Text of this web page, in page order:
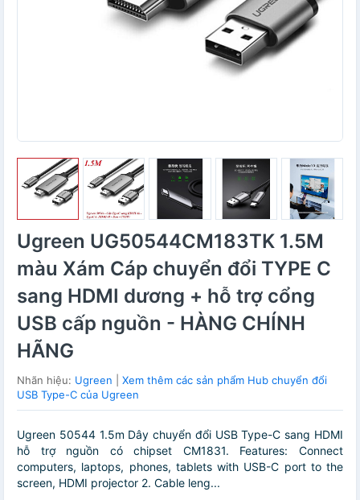
Ugreen UG50544CM183TK 1.5M
màu Xám Cáp chuyển đổi TYPE C
sang HDMI dương + hỗ trợ cổng
USB cấp nguồn - HÀNG CHÍNH
HÃNG
Nhãn hiệu: Ugreen
Xem thêm các sản phẩm Hub chuyển đổi
USB Type-C của Ugreen
Ugreen 50544 1.5m Dây chuyển đổi USB Type-C sang HDMI
hỗ trợ nguồn có chipset CM1831. Features: Connect
computers, laptops, phones, tablets with USB-C port to the
screen, HDMI projector 2. Cable leng...